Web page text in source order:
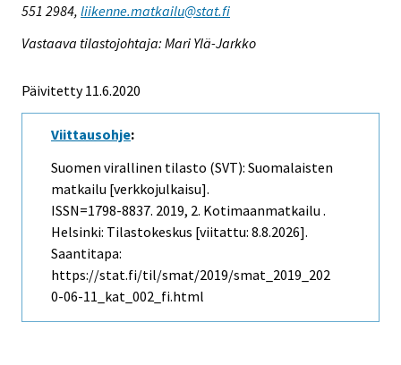
551 2984, liikenne.matkailu@stat.fi
Vastaava tilastojohtaja: Mari Ylä-Jarkko
Päivitetty 11.6.2020
Viittausohje:
Suomen virallinen tilasto (SVT): Suomalaisten
matkailu [verkkojulkaisu].
ISSN=1798-8837. 2019, 2. Kotimaanmatkailu .
Helsinki: Tilastokeskus [viitattu: 8.8.2026].
Saantitapa:
https://stat.fi/til/smat/2019/smat_2019_202
0-06-11_kat_002_fi.html